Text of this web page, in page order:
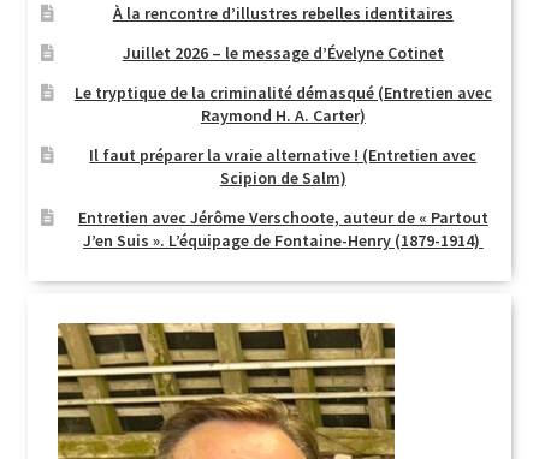
À la rencontre d’illustres rebelles identitaires
Juillet 2026 – le message d’Évelyne Cotinet
Le tryptique de la criminalité démasqué (Entretien avec
Raymond H. A. Carter)
Il faut préparer la vraie alternative ! (Entretien avec
Scipion de Salm)
Entretien avec Jérôme Verschoote, auteur de « Partout
J’en Suis ». L’équipage de Fontaine-Henry (1879-1914)